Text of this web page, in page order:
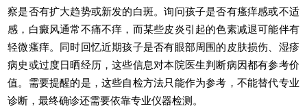
察是否有扩大趋势或新发的白斑。询问孩子是否有瘙痒感或不适
感，白癜风通常不痛不痒，而某些皮炎引起的色素减退可能伴有
轻微瘙痒。同时回忆近期孩子是否有眼部周围的皮肤损伤、湿疹
病史或过度日晒经历，这些信息对本院医生判断病因都有参考价
值。需要提醒的是，这些自检方法只能作为参考，不能替代专业
诊断，最终确诊还需要依靠专业仪器检测。